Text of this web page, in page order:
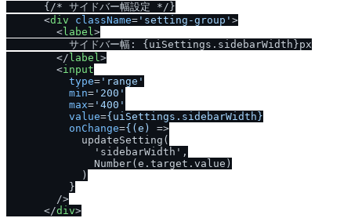
      {
/* サイドバー幅設定 */ }
<div className= 'setting-group' >
<label>
          サイドバー幅: {uiSettings.sidebarWidth}px
</ label>
<input
type= 'range'
min= '200'
max= '400'
value={uiSettings.sidebarWidth}
onChange={(e)
=>
            updateSetting(
              'sidebarWidth',
              Number(e.target.value)
            )
          }
/>
</div>